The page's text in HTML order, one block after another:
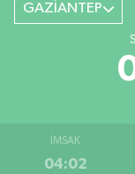
GAZİANTEP
İMSAK
04:02